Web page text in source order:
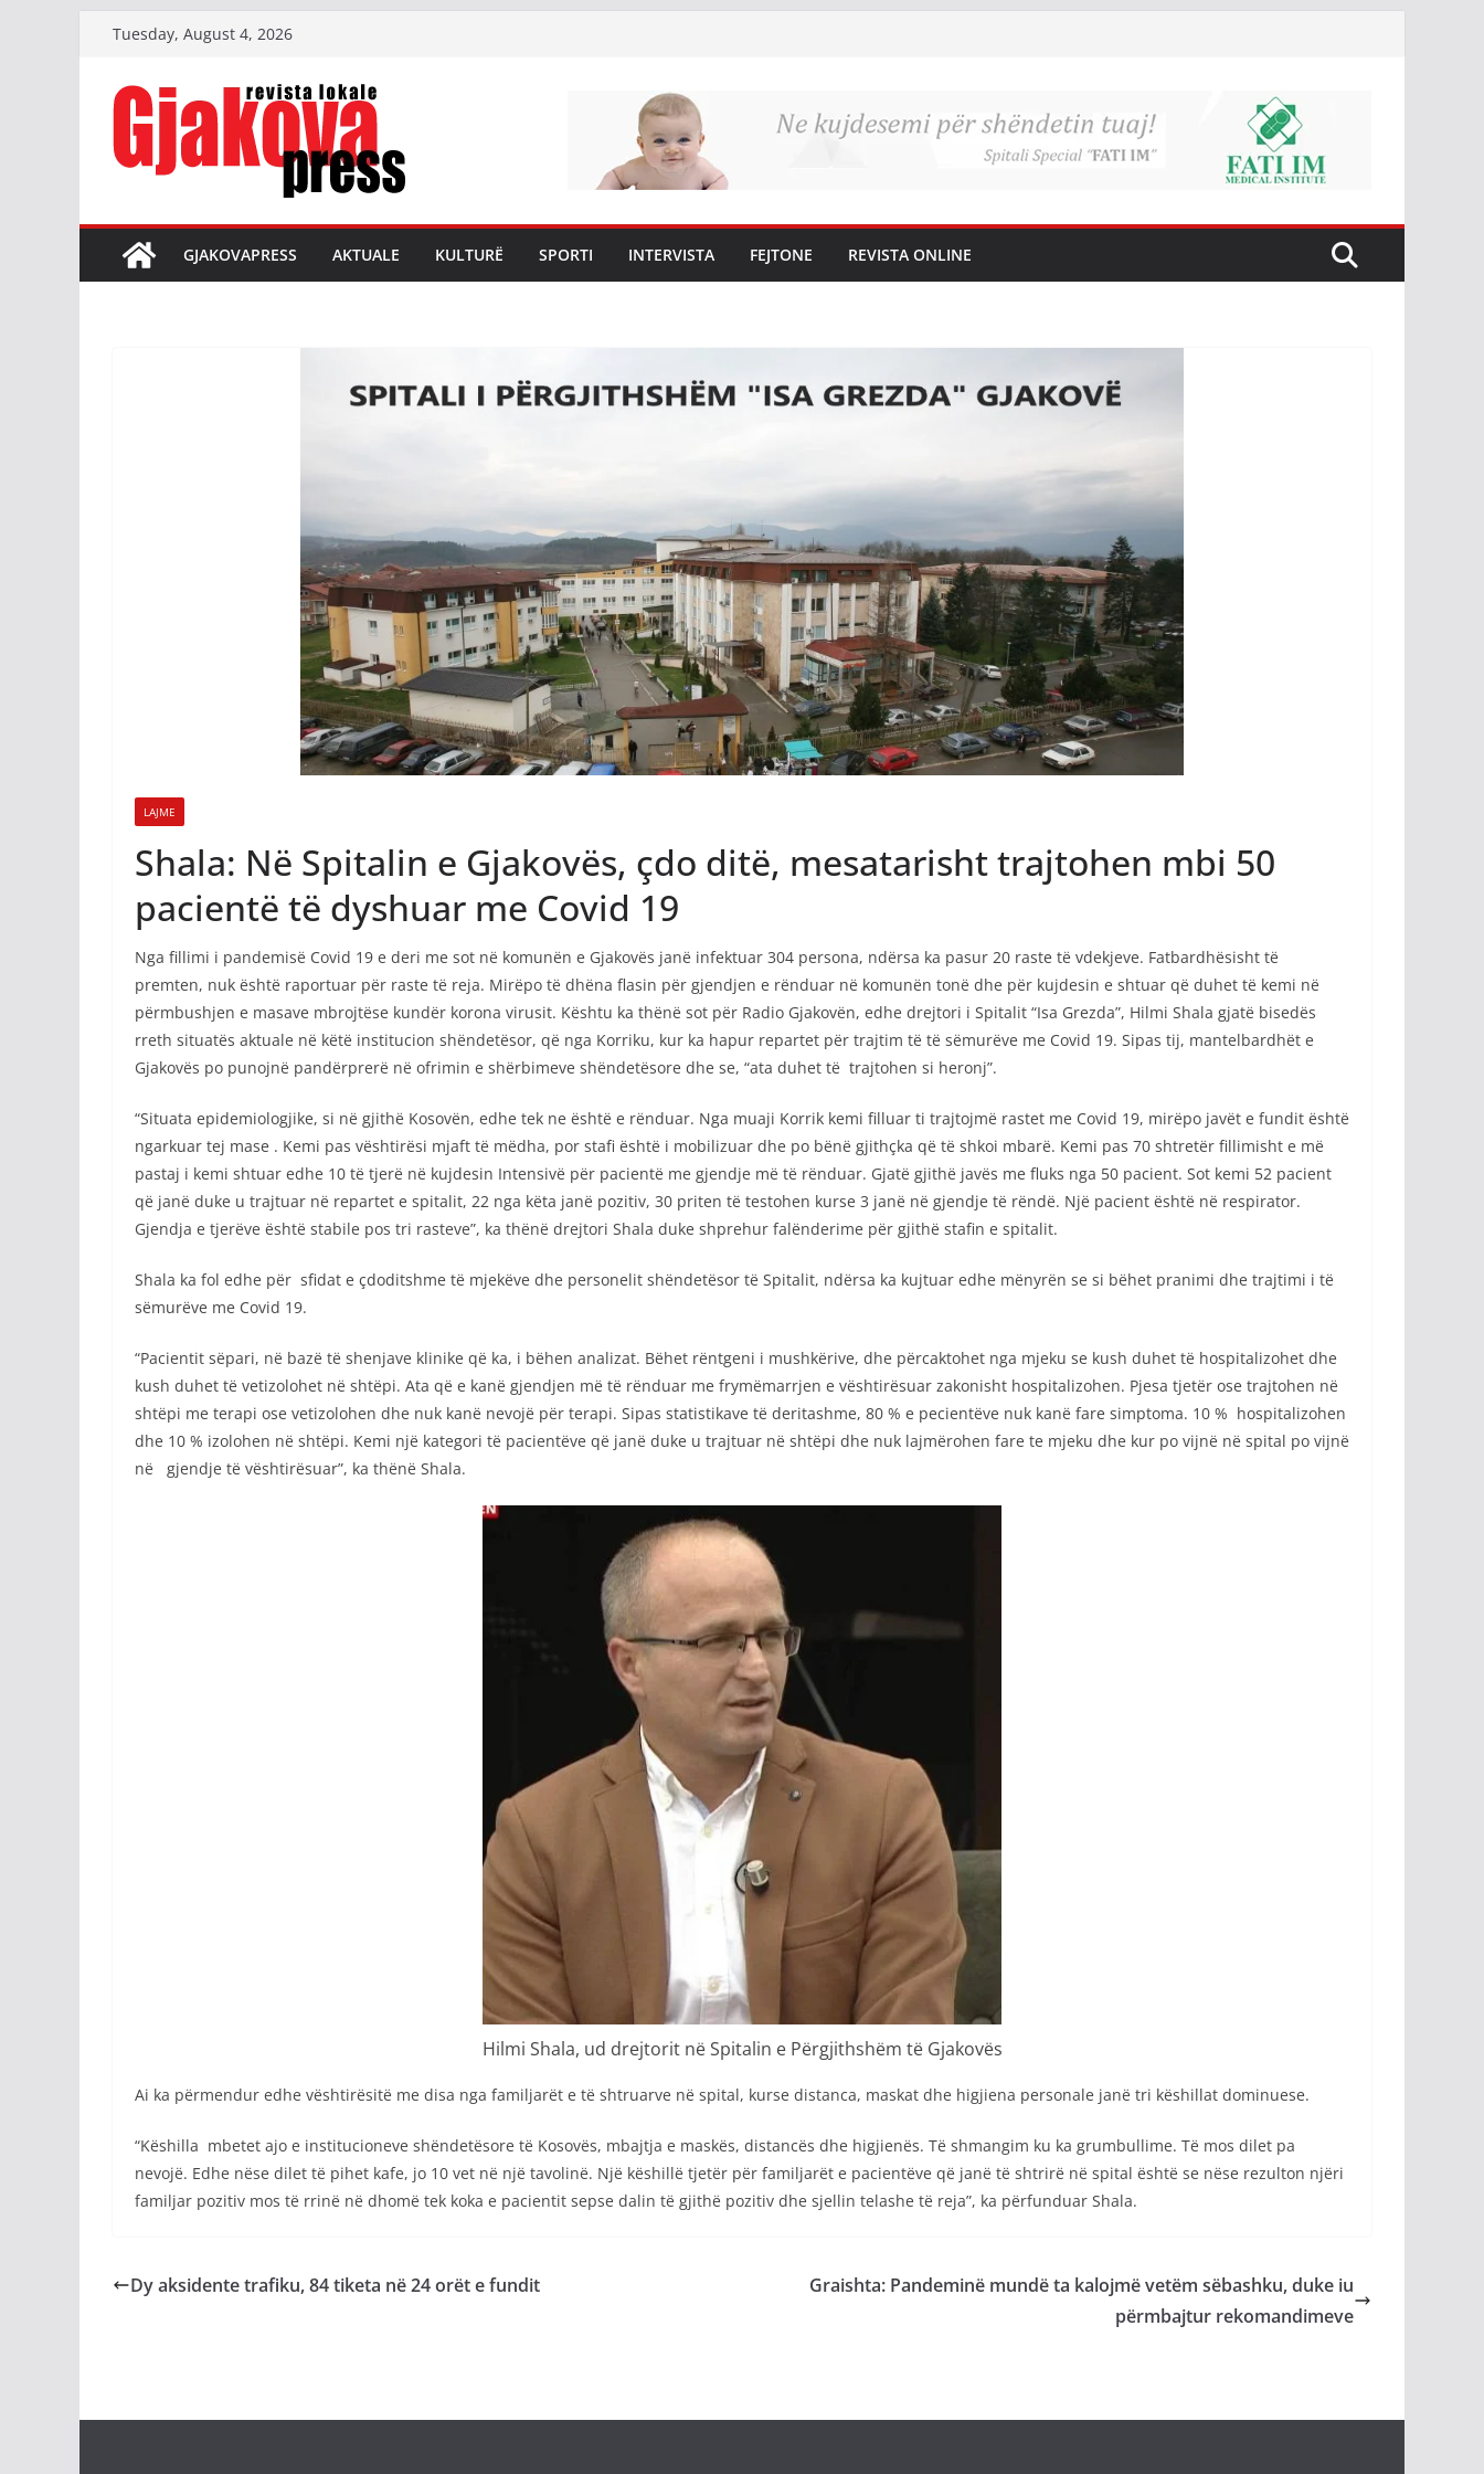
content
Tuesday, August 4, 2026
GJAKOVAPRESS AKTUALE KULTURË SPORTI INTERVISTA FEJTONE REVISTA ONLINE
LAJME
Shala: Në Spitalin e Gjakovës, çdo ditë, mesatarisht trajtohen mbi 50
pacientë të dyshuar me Covid 19
Nga fillimi i pandemisë Covid 19 e deri me sot në komunën e Gjakovës janë infektuar 304 persona, ndërsa ka pasur 20 raste të vdekjeve. Fatbardhësisht të
premten, nuk është raportuar për raste të reja. Mirëpo të dhëna flasin për gjendjen e rënduar në komunën tonë dhe për kujdesin e shtuar që duhet të kemi në
përmbushjen e masave mbrojtëse kundër korona virusit. Kështu ka thënë sot për Radio Gjakovën, edhe drejtori i Spitalit “Isa Grezda”, Hilmi Shala gjatë bisedës
rreth situatës aktuale në këtë institucion shëndetësor, që nga Korriku, kur ka hapur repartet për trajtim të të sëmurëve me Covid 19. Sipas tij, mantelbardhët e
Gjakovës po punojnë pandërprerë në ofrimin e shërbimeve shëndetësore dhe se, “ata duhet të trajtohen si heronj”.
“Situata epidemiologjike, si në gjithë Kosovën, edhe tek ne është e rënduar. Nga muaji Korrik kemi filluar ti trajtojmë rastet me Covid 19, mirëpo javët e fundit është
ngarkuar tej mase . Kemi pas vështirësi mjaft të mëdha, por stafi është i mobilizuar dhe po bënë gjithçka që të shkoi mbarë. Kemi pas 70 shtretër fillimisht e më
pastaj i kemi shtuar edhe 10 të tjerë në kujdesin Intensivë për pacientë me gjendje më të rënduar. Gjatë gjithë javës me fluks nga 50 pacient. Sot kemi 52 pacient
që janë duke u trajtuar në repartet e spitalit, 22 nga këta janë pozitiv, 30 priten të testohen kurse 3 janë në gjendje të rëndë. Një pacient është në respirator.
Gjendja e tjerëve është stabile pos tri rasteve”, ka thënë drejtori Shala duke shprehur falënderime për gjithë stafin e spitalit.
Shala ka fol edhe për sfidat e çdoditshme të mjekëve dhe personelit shëndetësor të Spitalit, ndërsa ka kujtuar edhe mënyrën se si bëhet pranimi dhe trajtimi i të
sëmurëve me Covid 19.
“Pacientit sëpari, në bazë të shenjave klinike që ka, i bëhen analizat. Bëhet rëntgeni i mushkërive, dhe përcaktohet nga mjeku se kush duhet të hospitalizohet dhe
kush duhet të vetizolohet në shtëpi. Ata që e kanë gjendjen më të rënduar me frymëmarrjen e vështirësuar zakonisht hospitalizohen. Pjesa tjetër ose trajtohen në
shtëpi me terapi ose vetizolohen dhe nuk kanë nevojë për terapi. Sipas statistikave të deritashme, 80 % e pecientëve nuk kanë fare simptoma. 10 % hospitalizohen
dhe 10 % izolohen në shtëpi. Kemi një kategori të pacientëve që janë duke u trajtuar në shtëpi dhe nuk lajmërohen fare te mjeku dhe kur po vijnë në spital po vijnë
në gjendje të vështirësuar”, ka thënë Shala.
Hilmi Shala, ud drejtorit në Spitalin e Përgjithshëm të Gjakovës
Ai ka përmendur edhe vështirësitë me disa nga familjarët e të shtruarve në spital, kurse distanca, maskat dhe higjiena personale janë tri këshillat dominuese.
“Këshilla mbetet ajo e institucioneve shëndetësore të Kosovës, mbajtja e maskës, distancës dhe higjienës. Të shmangim ku ka grumbullime. Të mos dilet pa
nevojë. Edhe nëse dilet të pihet kafe, jo 10 vet në një tavolinë. Një këshillë tjetër për familjarët e pacientëve që janë të shtrirë në spital është se nëse rezulton njëri
familjar pozitiv mos të rrinë në dhomë tek koka e pacientit sepse dalin të gjithë pozitiv dhe sjellin telashe të reja”, ka përfunduar Shala.
Dy aksidente trafiku, 84 tiketa në 24 orët e fundit
Graishta: Pandeminë mundë ta kalojmë vetëm sëbashku, duke iu
përmbajtur rekomandimeve